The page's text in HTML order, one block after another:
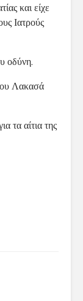
και είχε
Ιατρούς
οδύνη.
Λακασά
τα αίτια της